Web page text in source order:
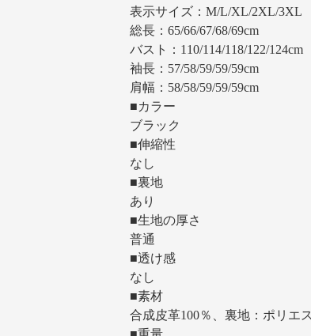
表示サイズ：M/L/XL/2XL/3XL
総長：65/66/67/68/69cm
バスト：110/114/118/122/124cm
袖長：57/58/59/59/59cm
肩幅：58/58/59/59/59cm
■カラー
ブラック
■伸縮性
なし
■裏地
あり
■生地の厚さ
普通
■透け感
なし
■素材
合成皮革100％、裏地：ポリエ